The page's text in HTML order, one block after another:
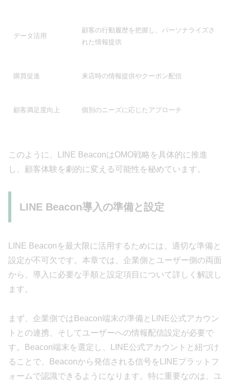
データ活用
顧客の行動履歴を把握し、パーソナライズさ
れた情報提供
購買促進 来店時の情報提供やクーポン配信
顧客満足度向上 個別のニーズに応じたアプローチ
このように、LINE BeaconはOMO戦略を具体的に推進
し、顧客体験を劇的に変える可能性を秘めています。
LINE Beacon導入の準備と設定
LINE Beaconを最大限に活用するためには、適切な準備と
設定が不可欠です。本章では、企業側とユーザー側の両面
から、導入に必要な手順と設定項目について詳しく解説し
ます。
まず、企業側ではBeacon端末の準備とLINE公式アカウン
トとの連携、そしてユーザーへの情報配信設定が必要で
す。Beacon端末を選定し、LINE公式アカウントと紐づけ
ることで、Beaconから発信される信号をLINEプラットフ
ォームで認識できるようになります。特に重要なのは、ユ